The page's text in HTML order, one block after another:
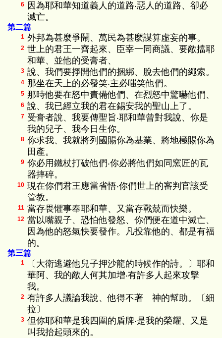
6
因為耶和華知道義人的道路‧惡人的道路、卻必
滅亡。
第二篇
1 外邦為甚麼爭鬧、萬民為甚麼謀算虛妄的事。
2 世上的君王一齊起來、臣宰一同商議、要敵擋耶
和華、並他的受膏者、
3 說、我們要掙開他們的捆綁、脫去他們的繩索。
4 那坐在天上的必發笑‧主必嗤笑他們。
5 那時他要在怒中責備他們、在烈怒中驚嚇他們、
6 說、我已經立我的君在錫安我的聖山上了。
7 受膏者說、我要傳聖旨‧耶和華曾對我說、你是
我的兒子、我今日生你。
8 你求我、我就將列國賜你為基業、將地極賜你為
田產。
9 你必用鐵杖打破他們‧你必將他們如同窯匠的瓦
器摔碎。
10 現在你們君王應當省悟‧你們世上的審判官該受
管教。
11 當存畏懼事奉耶和華、又當存戰兢而快樂。
12 當以嘴親子、恐怕他發怒、你們便在道中滅亡、
因為他的怒氣快要發作。凡投靠他的、都是有福
的。
第三篇
1
〔大衛逃避他兒子押沙龍的時候作的詩。〕耶和
華阿、我的敵人何其加增‧有許多人起來攻擊
我。
2 有許多人議論我說、他得不著 神的幫助。〔細
拉〕
3 但你耶和華是我四圍的盾牌‧是我的榮耀、又是
叫我抬起頭來的。